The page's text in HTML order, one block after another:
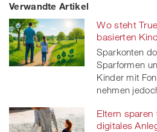
on
Facebook
on
twitt
er
Verwandte Artikel
Wo steht
basierten
Sparkonten
Sparformen
Kinder mit
nehmen
Eltern sparen
digitales